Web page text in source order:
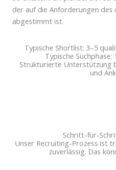
der auf die Anforderungen
abgestimmt ist.
Typische Shortlist: 3–5
Typische
Strukturierte Unterstützung
und
Schritt-für-
Unser Recruiting-Prozess ist
zuverlässig. Das